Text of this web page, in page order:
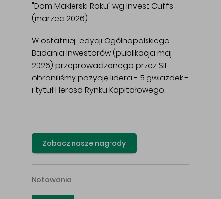
"Dom Maklerski Roku" wg Invest Cuffs
(marzec 2026).
W ostatniej edycji Ogólnopolskiego
Badania Inwestorów (publikacja maj
2026) przeprowadzonego przez SII
obroniliśmy pozycję lidera - 5 gwiazdek -
i tytuł Herosa Rynku Kapitałowego.
Zobacz nasze nagrody
Notowania